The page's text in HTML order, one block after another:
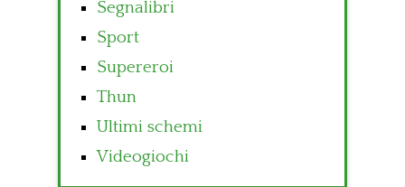
Segnalibri
Sport
Supereroi
Thun
Ultimi schemi
Videogiochi